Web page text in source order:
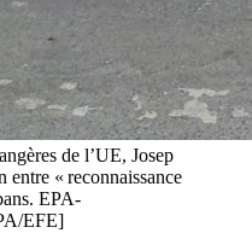
de l’UE, Josep
« reconnaissance
EPA-
EFE]